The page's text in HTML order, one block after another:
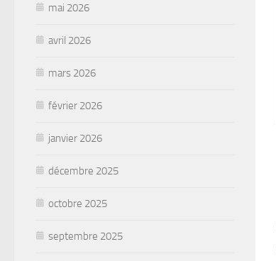
mai 2026
avril 2026
mars 2026
février 2026
janvier 2026
décembre 2025
octobre 2025
septembre 2025